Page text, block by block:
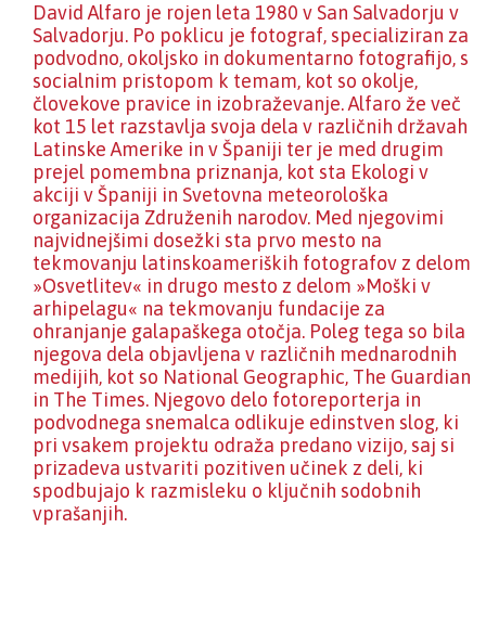
David Alfaro je rojen leta 1980 v San Salvadorju v
Salvadorju. Po poklicu je fotograf, specializiran za
podvodno, okoljsko in dokumentarno fotografijo, s
socialnim pristopom k temam, kot so okolje,
človekove pravice in izobraževanje. Alfaro že več
kot 15 let razstavlja svoja dela v različnih državah
Latinske Amerike in v Španiji ter je med drugim
prejel pomembna priznanja, kot sta Ekologi v
akciji v Španiji in Svetovna meteorološka
organizacija Združenih narodov. Med njegovimi
najvidnejšimi dosežki sta prvo mesto na
tekmovanju latinskoameriških fotografov z delom
»Osvetlitev« in drugo mesto z delom »Moški v
arhipelagu« na tekmovanju fundacije za
ohranjanje galapaškega otočja. Poleg tega so bila
njegova dela objavljena v različnih mednarodnih
medijih, kot so National Geographic, The Guardian
in The Times. Njegovo delo fotoreporterja in
podvodnega snemalca odlikuje edinstven slog, ki
pri vsakem projektu odraža predano vizijo, saj si
prizadeva ustvariti pozitiven učinek z deli, ki
spodbujajo k razmisleku o ključnih sodobnih
vprašanjih.